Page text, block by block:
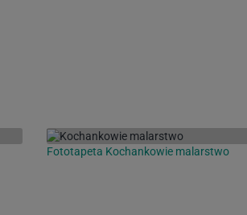
Fototapeta Kochankowie malarstwo